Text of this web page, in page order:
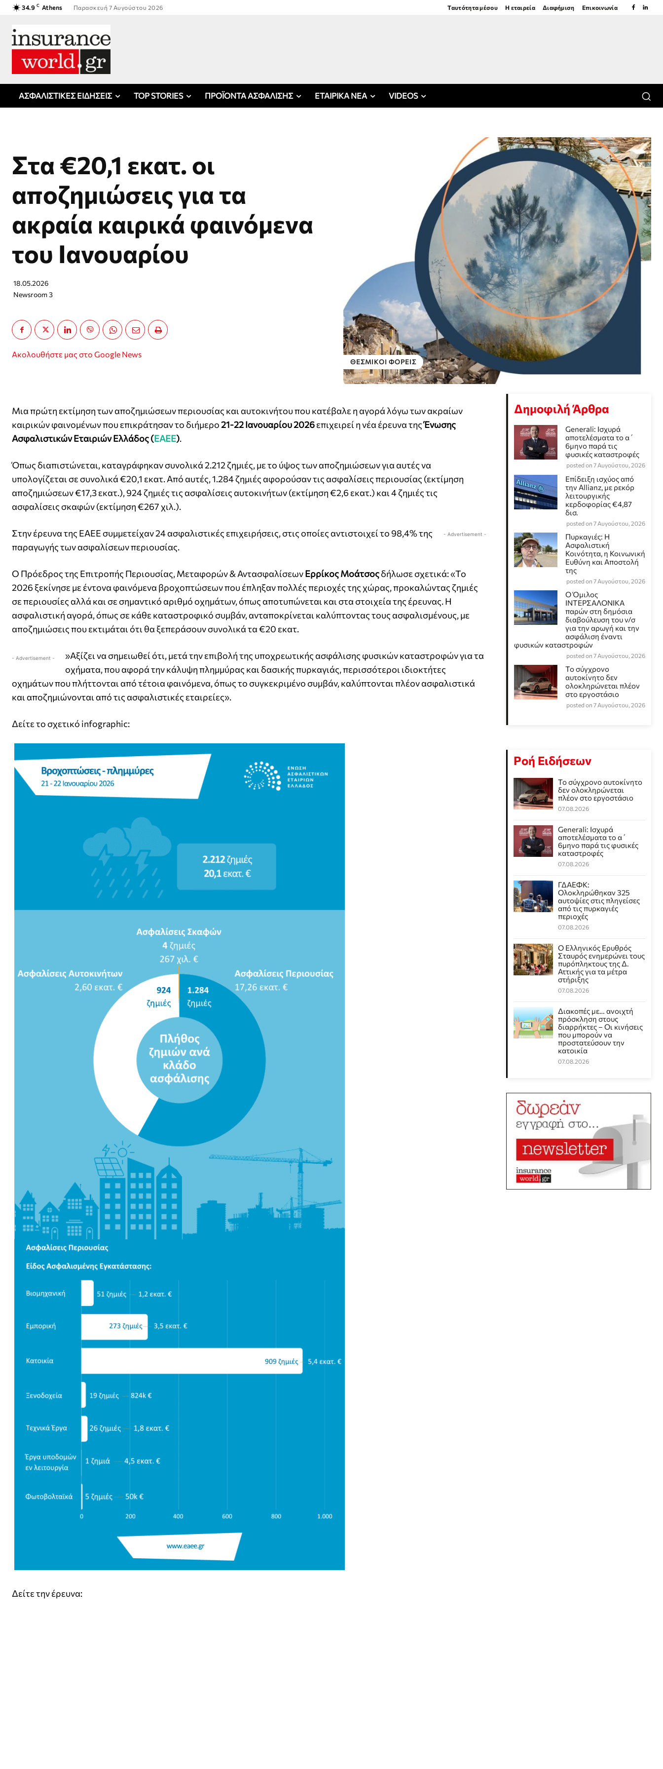
34.9 C Athens Παρασκευή 7 Αυγούστου 2026 Ταυτότητα μέσου Η εταιρεία Διαφήμιση Επικοινωνία
ΑΣΦΑΛΙΣΤΙΚΕΣ ΕΙΔΗΣΕΙΣ TOP STORIES ΠΡΟΪΟΝΤΑ ΑΣΦΑΛΙΣΗΣ ΕΤΑΙΡΙΚΑ ΝΕΑ VIDEOS
Στα €20,1 εκατ. οι
αποζημιώσεις για τα
ακραία καιρικά φαινόμενα
του Ιανουαρίου
18.05.2026
Newsroom 3
Ακολουθήστε μας στο Google News
ΘΕΣΜΙΚΟΊ ΦΟΡΕΊΣ
Μια πρώτη εκτίμηση των αποζημιώσεων περιουσίας και αυτοκινήτου που κατέβαλε η αγορά λόγω των ακραίων
καιρικών φαινομένων που επικράτησαν το διήμερο21-22 Ιανουαρίου 2026επιχειρεί η νέα έρευνα τηςΈνωσης
Ασφαλιστικών Εταιριών Ελλάδος (ΕΑΕΕ).
Όπως διαπιστώνεται, καταγράφηκαν συνολικά 2.212 ζημιές, με το ύψος των αποζημιώσεων για αυτές να
υπολογίζεται σε συνολικά €20,1 εκατ. Από αυτές, 1.284 ζημιές αφορούσαν τις ασφαλίσεις περιουσίας (εκτίμηση
αποζημιώσεων €17,3 εκατ.), 924 ζημιές τις ασφαλίσεις αυτοκινήτων (εκτίμηση €2,6 εκατ.) και 4 ζημιές τις
ασφαλίσεις σκαφών (εκτίμηση €267 χιλ.).
- Advertisement -
Στην έρευνα της ΕΑΕΕ συμμετείχαν 24 ασφαλιστικές επιχειρήσεις, στις οποίες αντιστοιχεί το 98,4% της
παραγωγής των ασφαλίσεων περιουσίας.
Ο Πρόεδρος της Επιτροπής Περιουσίας, Μεταφορών & ΑντασφαλίσεωνΕρρίκος Μοάτσοςδήλωσε σχετικά: «Το
2026 ξεκίνησε με έντονα φαινόμενα βροχοπτώσεων που έπληξαν πολλές περιοχές της χώρας, προκαλώντας ζημιές
σε περιουσίες αλλά και σε σημαντικό αριθμό οχημάτων, όπως αποτυπώνεται και στα στοιχεία της έρευνας. Η
ασφαλιστική αγορά, όπως σε κάθε καταστροφικό συμβάν, ανταποκρίνεται καλύπτοντας τους ασφαλισμένους, με
αποζημιώσεις που εκτιμάται ότι θα ξεπεράσουν συνολικά τα €20 εκατ.
- Advertisement -
»Αξίζει να σημειωθεί ότι, μετά την επιβολή της υποχρεωτικής ασφάλισης φυσικών καταστροφών για τα
οχήματα, που αφορά την κάλυψη πλημμύρας και δασικής πυρκαγιάς, περισσότεροι ιδιοκτήτες
οχημάτων που πλήττονται από τέτοια φαινόμενα, όπως το συγκεκριμένο συμβάν, καλύπτονται πλέον ασφαλιστικά
και αποζημιώνονται από τις ασφαλιστικές εταιρείες».
Δείτε το σχετικό infographic:
Δείτε την έρευνα:
Δημοφιλή Άρθρα
Generali: Ισχυρά
αποτελέσματα το α΄
6μηνο παρά τις
φυσικές καταστροφές
posted on 7 Αυγούστου, 2026
Επίδειξη ισχύος από
την Allianz, με ρεκόρ
λειτουργικής
κερδοφορίας €4,87
δισ.
posted on 7 Αυγούστου, 2026
Πυρκαγιές: Η
Ασφαλιστική
Κοινότητα, η Κοινωνική
Ευθύνη και Αποστολή
της
posted on 7 Αυγούστου, 2026
Ο Όμιλος
ΙΝΤΕΡΣΑΛΟΝΙΚΑ
παρών στη δημόσια
διαβούλευση του ν/σ
για την αρωγή και την
ασφάλιση έναντι
φυσικών καταστροφών
posted on 7 Αυγούστου, 2026
Το σύγχρονο
αυτοκίνητο δεν
ολοκληρώνεται πλέον
στο εργοστάσιο
posted on 7 Αυγούστου, 2026
Ροή Ειδήσεων
Το σύγχρονο αυτοκίνητο
δεν ολοκληρώνεται
πλέον στο εργοστάσιο
07.08.2026
Generali: Ισχυρά
αποτελέσματα το α΄
6μηνο παρά τις φυσικές
καταστροφές
07.08.2026
ΓΔΑΕΦΚ:
Ολοκληρώθηκαν 325
αυτοψίες στις πληγείσες
από τις πυρκαγιές
περιοχές
07.08.2026
Ο Ελληνικός Ερυθρός
Σταυρός ενημερώνει τους
πυρόπληκτους της Δ.
Αττικής για τα μέτρα
στήριξης
07.08.2026
Διακοπές με… ανοιχτή
πρόσκληση στους
διαρρήκτες – Οι κινήσεις
που μπορούν να
προστατεύσουν την
κατοικία
07.08.2026